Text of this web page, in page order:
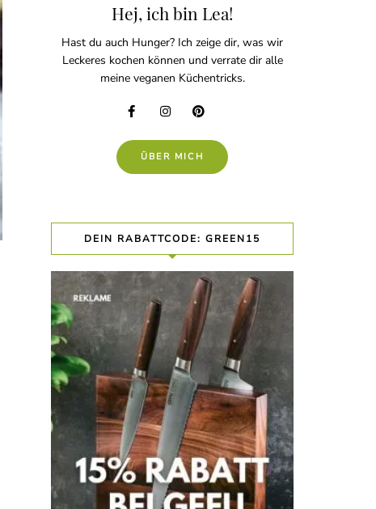
Hej, ich bin Lea!
Hast du auch Hunger? Ich zeige dir, was wir
Leckeres kochen können und verrate dir alle
meine veganen Küchentricks.
ÜBER MICH
DEIN RABATTCODE: GREEN15